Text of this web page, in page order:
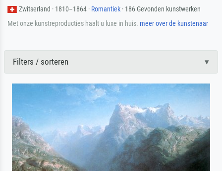
Zwitserland · 1810–1864 · Romantiek · 186 Gevonden kunstwerken
Met onze kunstreproducties haalt u luxe in huis. meer over de kunstenaar
Filters / sorteren